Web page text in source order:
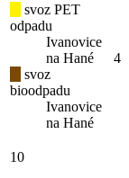
svoz PET
odpadu
Ivanovice
na Hané
svoz
bioodpadu
Ivanovice
na Hané
4
10